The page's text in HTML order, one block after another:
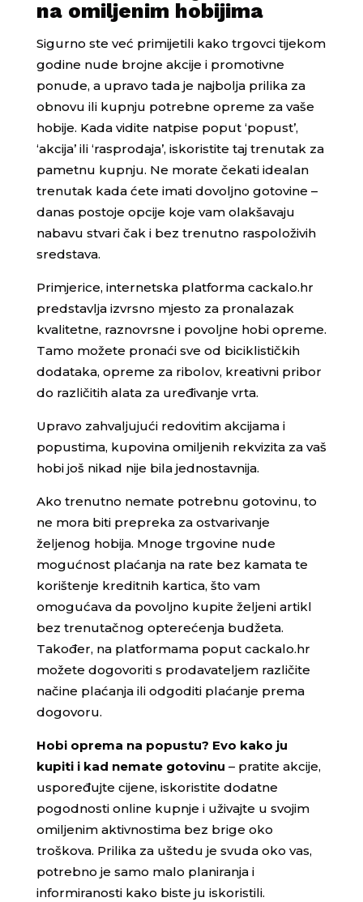
na omiljenim hobijima
Sigurno ste već primijetili kako trgovci tijekom
godine nude brojne akcije i promotivne
ponude, a upravo tada je najbolja prilika za
obnovu ili kupnju potrebne opreme za vaše
hobije. Kada vidite natpise poput ‘popust’,
‘akcija’ ili ‘rasprodaja’, iskoristite taj trenutak za
pametnu kupnju. Ne morate čekati idealan
trenutak kada ćete imati dovoljno gotovine –
danas postoje opcije koje vam olakšavaju
nabavu stvari čak i bez trenutno raspoloživih
sredstava.
Primjerice, internetska platforma cackalo.hr
predstavlja izvrsno mjesto za pronalazak
kvalitetne, raznovrsne i povoljne hobi opreme.
Tamo možete pronaći sve od biciklističkih
dodataka, opreme za ribolov, kreativni pribor
do različitih alata za uređivanje vrta.
Upravo zahvaljujući redovitim akcijama i
popustima, kupovina omiljenih rekvizita za vaš
hobi još nikad nije bila jednostavnija.
Ako trenutno nemate potrebnu gotovinu, to
ne mora biti prepreka za ostvarivanje
željenog hobija. Mnoge trgovine nude
mogućnost plaćanja na rate bez kamata te
korištenje kreditnih kartica, što vam
omogućava da povoljno kupite željeni artikl
bez trenutačnog opterećenja budžeta.
Također, na platformama poput cackalo.hr
možete dogovoriti s prodavateljem različite
načine plaćanja ili odgoditi plaćanje prema
dogovoru.
Hobi oprema na popustu? Evo kako ju
kupiti i kad nemate gotovinu – pratite akcije,
uspoređujte cijene, iskoristite dodatne
pogodnosti online kupnje i uživajte u svojim
omiljenim aktivnostima bez brige oko
troškova. Prilika za uštedu je svuda oko vas,
potrebno je samo malo planiranja i
informiranosti kako biste ju iskoristili.